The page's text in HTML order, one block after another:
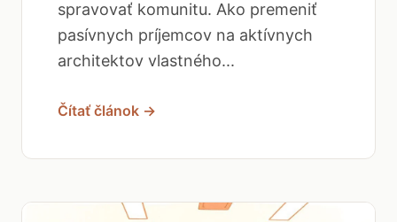
spravovať komunitu. Ako premeniť
pasívnych príjemcov na aktívnych
architektov vlastného...
Čítať článok →